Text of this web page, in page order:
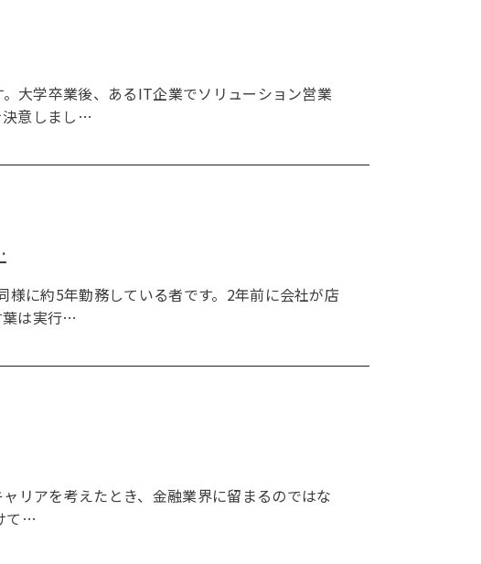
大学卒業後、あるIT企業でソリューション営業
決意しまし…
に約5年勤務している者です。2年前に会社が店
葉は実行…
リアを考えたとき、金融業界に留まるのではな
て…